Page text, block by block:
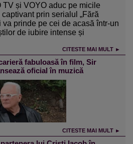
TV și VOYO aduc pe micile
prin serialul „Fără
va prinde pe cei de acasă într-un
de iubire intense și
CITESTE MAI MULT ►
fabuloasă în film, Sir
oficial în muzică
CITESTE MAI MULT ►